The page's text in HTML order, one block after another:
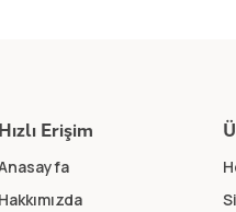
Hızlı Erişim
Hakkımızda